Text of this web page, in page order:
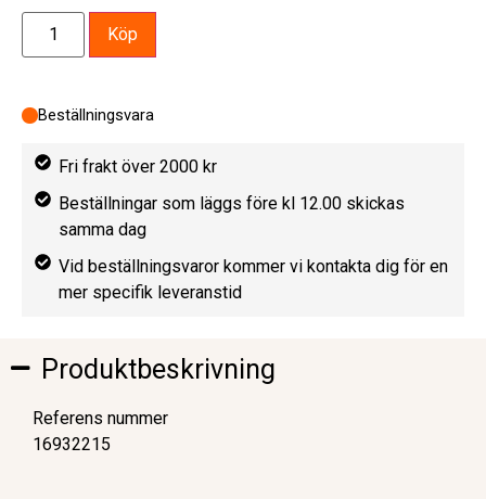
Beställningsvara
Köp
Fri frakt över 2000 kr
Beställningar som läggs före kl 12.00 skickas
samma dag
Vid beställningsvaror kommer vi kontakta dig för en
mer specifik leveranstid
Produktbeskrivning
Referens nummer
16932215